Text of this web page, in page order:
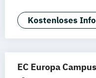
Tourismus-
Kostenloses
EC Europa Campus